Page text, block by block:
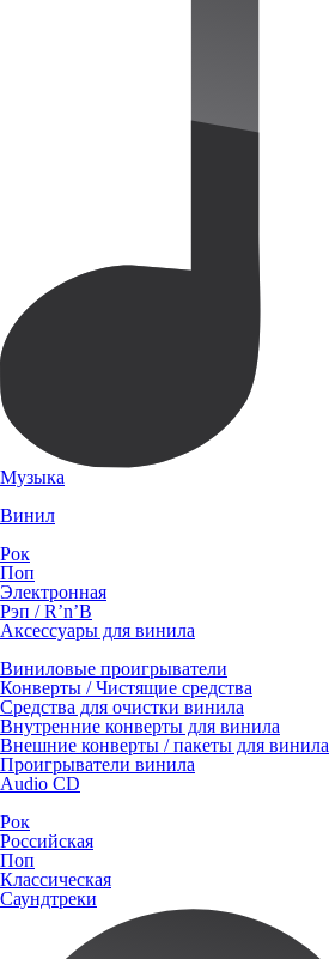
Музыка
Винил
Рок
Поп
Электронная
Рэп / R’n’B
Аксессуары для винила
Виниловые проигрыватели
Конверты / Чистящие средства
Средства для очистки винила
Внутренние конверты для винила
Внешние конверты / пакеты для винила
Проигрыватели винила
Audio CD
Рок
Российская
Поп
Классическая
Саундтреки